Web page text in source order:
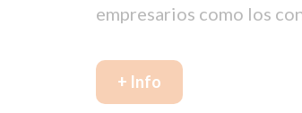
empresarios como los
+ Info